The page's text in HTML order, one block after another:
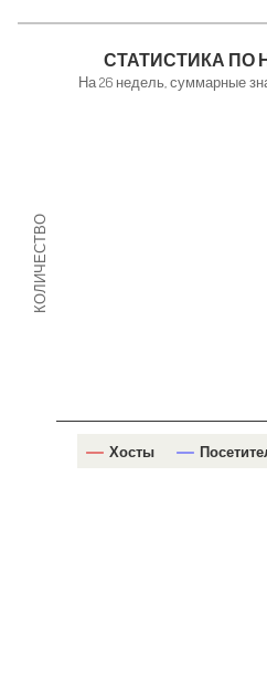
КОЛИЧЕСТВО
СТАТИСТИКА ПО
На 26 недель, суммарные
Хосты